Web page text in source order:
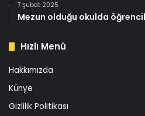
7 Şubat 2025
Mezun olduğu okulda
Hızlı Menü
Hakkımızda
Künye
Gizlilik Politikası